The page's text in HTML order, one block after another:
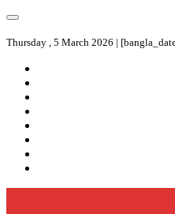
Thursday , 5 March 2026 |